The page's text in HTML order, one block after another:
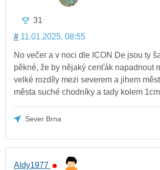
31
# 11.01.2025, 08:55
No večer a v noci dle ICON De jsou ty
pěkné, že by nějaký cenťák napadnout
velké rozdíly mezi severem a jihem
města suché chodníky a tady kolem
Sever Brna
Aldy1977